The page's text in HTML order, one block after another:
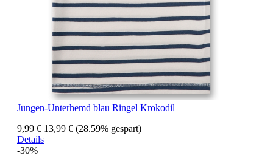
Jungen-Unterhemd blau Ringel Krokodil
9,99 € 13,99 € (28.59% gespart)
Details
-30%